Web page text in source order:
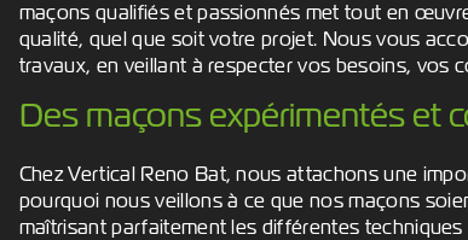
maçons qualifiés et passionnés met tout en
qualité, quel que soit votre projet. Nous vous
travaux, en veillant à respecter vos besoins, vos
Des maçons expérimentés et
Chez Vertical Reno Bat, nous attachons une
pourquoi nous veillons à ce que nos maçons
maîtrisant parfaitement les différentes